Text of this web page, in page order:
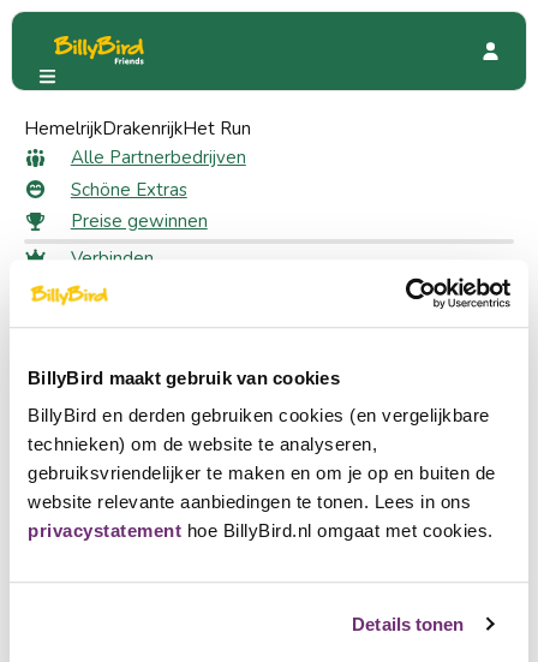
BillyBird maakt gebruik van cookies
BillyBird en derden gebruiken cookies (en vergelijkbare
technieken) om de website te analyseren,
gebruiksvriendelijker te maken en om je op en buiten de
website relevante aanbiedingen te tonen. Lees in ons
privacystatement hoe BillyBird.nl omgaat met cookies.
Details tonen
HemelrijkDrakenrijkHet Run
Alle Partnerbedrijven
Schöne Extras
Preise gewinnen
Verbinden
Anmeldung
Wählen Sie eine Sprache
Nederlands
English
Deutsch
Ein Partner werden
Glowgolf Eindhoven
Glowgolf Eindhoven
1017 Friends